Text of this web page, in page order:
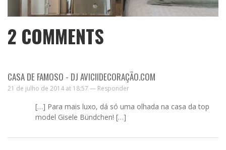
2 COMMENTS
CASA DE FAMOSO - DJ AVICIIDECORAÇÃO.COM
21 de julho de 2014 at 18:57 — Responder
[…] Para mais luxo, dá só uma olhada na casa da top
model Gisele Bündchen! […]